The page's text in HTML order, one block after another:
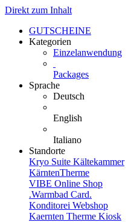
Direkt zum Inhalt
GUTSCHEINE
Kategorien
Einzelanwendung
Packages
Sprache
Deutsch
English
Italiano
Standorte
Kryo Suite Kältekammer
KärntenTherme
VIBE Online Shop
.Warmbad Card.
Konditorei Webshop
Kaernten Therme Kiosk